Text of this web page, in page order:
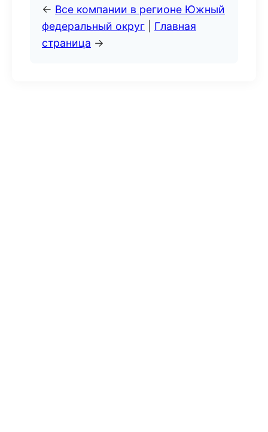
← Все компании в регионе Южный
федеральный округ
Главная
страница →